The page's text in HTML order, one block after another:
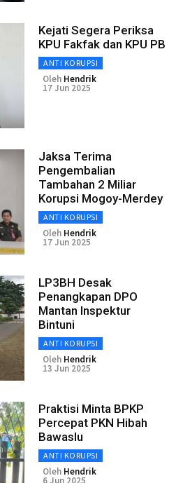
Kejati Segera Periksa
KPU Fakfak dan KPU PB
ANTI KORUPSI
Oleh Hendrik
17 Jun 2025
Jaksa Terima
Pengembalian
Tambahan 2 Miliar
Korupsi Mogoy-Merdey
ANTI KORUPSI
Oleh Hendrik
17 Jun 2025
LP3BH Desak
Penangkapan DPO
Mantan Inspektur
Bintuni
ANTI KORUPSI
Oleh Hendrik
13 Jun 2025
Praktisi Minta BPKP
Percepat PKN Hibah
Bawaslu
ANTI KORUPSI
Oleh Hendrik
6 Jun 2025